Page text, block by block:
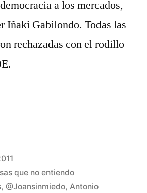
a los mercados,
Iñaki Gabilondo. Todas las
rechazadas con el rodillo
que no entiendo
, @Joansinmiedo, Antonio